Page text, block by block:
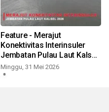
Feature - Merajut
Konektivitas Interinsuler
Jembatan Pulau Laut Kalsel
2026 Bagian 1
Minggu, 31 Mei 2026